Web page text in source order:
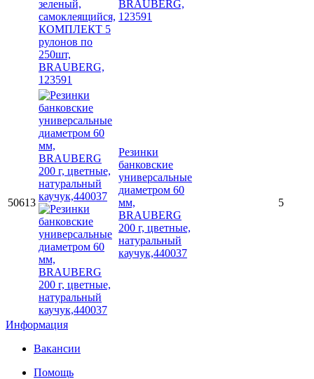
BRAUBERG,
123591
50613
Резинки
банковские
универсальные
диаметром 60
мм,
BRAUBERG
200 г, цветные,
натуральный
каучук,440037
5
Информация
Вакансии
Помощь